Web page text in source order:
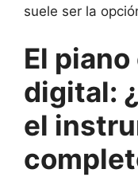
suele ser la
El piano
digital:
el